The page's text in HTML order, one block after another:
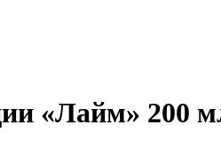
«Лайм» 200